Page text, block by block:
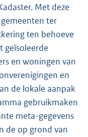
Met deze
ter
ten behoeve
geïsoleerde
en woningen van
en
de lokale aanpak
gebruikmaken
meta-gegevens
de op grond van